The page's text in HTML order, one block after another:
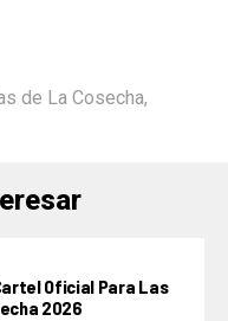
de La Cosecha,
Oficial Para Las
2026